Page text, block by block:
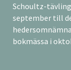
Schoultz-
september till
bokmässa i